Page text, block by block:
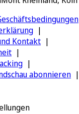
Kontakt
abonnieren